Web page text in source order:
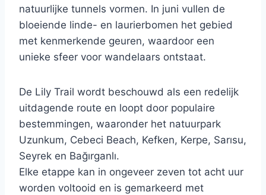
natuurlijke tunnels vormen. In juni vullen de
bloeiende linde- en laurierbomen het gebied
met kenmerkende geuren, waardoor een
unieke sfeer voor wandelaars ontstaat.
De Lily Trail wordt beschouwd als een redelijk
uitdagende route en loopt door populaire
bestemmingen, waaronder het natuurpark
Uzunkum, Cebeci Beach, Kefken, Kerpe, Sarısu,
Seyrek en Bağırganlı.
Elke etappe kan in ongeveer zeven tot acht uur
worden voltooid en is gemarkeerd met